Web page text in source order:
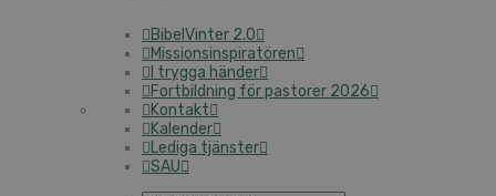
BibelVinter 2.0
Missionsinspiratören
I trygga händer
Fortbildning för pastorer 2026
Kontakt
Kalender
Lediga tjänster
SAU